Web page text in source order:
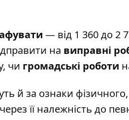
— від 1 360 до 2
на виправні
чи громадські роботи
й за ознаки
її належність до